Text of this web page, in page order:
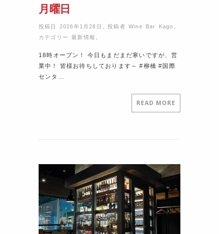
月曜日
投稿日 2026年1月28日 ,投稿者Wine Bar Kago
カテゴリー最新情報
18時オープン！ 今日もまだまだ寒いですが、営
業中！ 皆様お待ちしております～ #柳橋 #国際
センタ…
READ MORE